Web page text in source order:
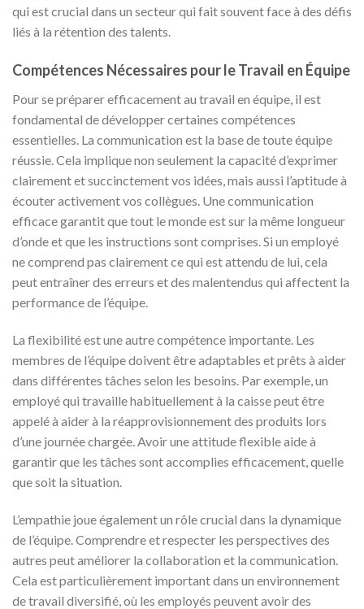
qui est crucial dans un secteur qui fait souvent face à des défis
liés à la rétention des talents.
Compétences Nécessaires pour le Travail en Équipe
Pour se préparer efficacement au travail en équipe, il est
fondamental de développer certaines compétences
essentielles. La communication est la base de toute équipe
réussie. Cela implique non seulement la capacité d’exprimer
clairement et succinctement vos idées, mais aussi l’aptitude à
écouter activement vos collègues. Une communication
efficace garantit que tout le monde est sur la même longueur
d’onde et que les instructions sont comprises. Si un employé
ne comprend pas clairement ce qui est attendu de lui, cela
peut entraîner des erreurs et des malentendus qui affectent la
performance de l’équipe.
La flexibilité est une autre compétence importante. Les
membres de l’équipe doivent être adaptables et prêts à aider
dans différentes tâches selon les besoins. Par exemple, un
employé qui travaille habituellement à la caisse peut être
appelé à aider à la réapprovisionnement des produits lors
d’une journée chargée. Avoir une attitude flexible aide à
garantir que les tâches sont accomplies efficacement, quelle
que soit la situation.
L’empathie joue également un rôle crucial dans la dynamique
de l’équipe. Comprendre et respecter les perspectives des
autres peut améliorer la collaboration et la communication.
Cela est particulièrement important dans un environnement
de travail diversifié, où les employés peuvent avoir des